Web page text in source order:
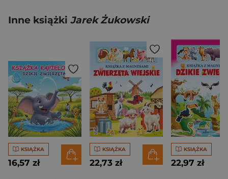
Inne książki Jarek Żukowski
KSIĄŻKA
16,57 zł
KSIĄŻKA
22,73 zł
KSIĄŻKA
22,97 zł